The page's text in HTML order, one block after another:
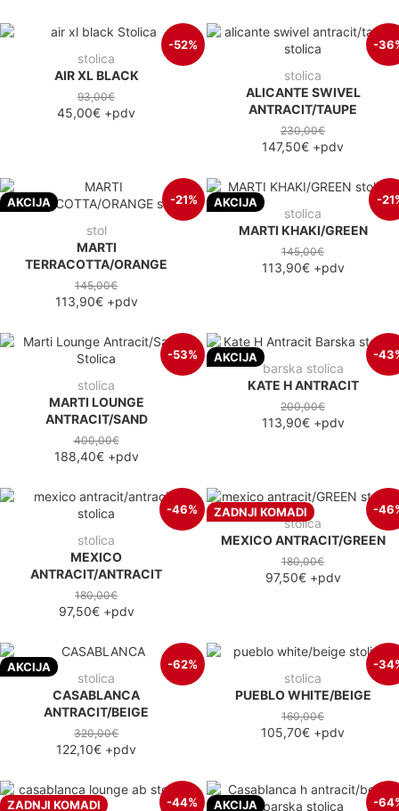
-52%
stolica
AIR XL BLACK
93,00€
45,00€ +pdv
-
stolica
ALICANTE SWIVEL
ANTRACIT/TAUPE
230,00€
147,50€ +pdv
AKCIJA -21%
stol
MARTI
TERRACOTTA/ORANGE
145,00€
113,90€+pdv
AKCIJA -
stolica
MARTI KHAKI/GREEN
145,00€
113,90€+pdv
-53%
stolica
MARTI LOUNGE
ANTRACIT/SAND
400,00€
188,40€+pdv
AKCIJA -
barska stolica
KATE H ANTRACIT
200,00€
113,90€+pdv
-46%
stolica
MEXICO
ANTRACIT/ANTRACIT
180,00€
97,50€+pdv
ZADNJI KOMADI -
stolica
MEXICO ANTRACIT/GREEN
180,00€
97,50€+pdv
AKCIJA -62%
stolica
CASABLANCA
ANTRACIT/BEIGE
320,00€
122,10€ +pdv
-
stolica
PUEBLO WHITE/BEIGE
160,00€
105,70€ +pdv
ZADNJI KOMADI -44% AKCIJA -